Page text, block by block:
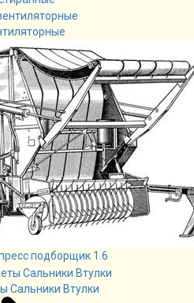
подборщик 1.6
Сальники Втулки